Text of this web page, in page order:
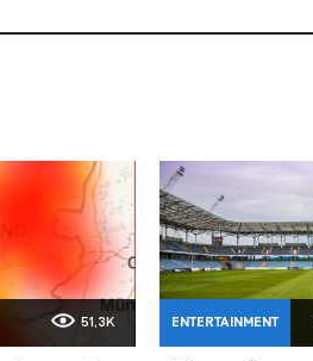
51,3K ENTERTAINMENT